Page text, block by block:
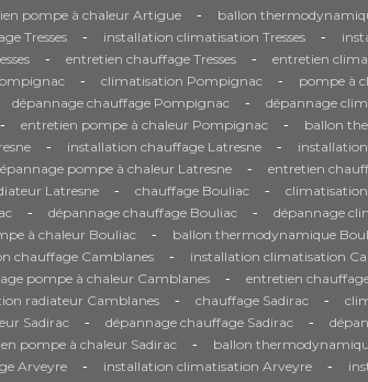
pompe à chaleur Artigue - ballon
Tresses - installation climatisation Tresses -
- entretien chauffage Tresses - entretien
- climatisation Pompignac - pompe à
dépannage chauffage Pompignac - dépannage
- entretien pompe à chaleur Pompignac - ballon
- installation chauffage Latresne -
pompe à chaleur Latresne - entretien
Latresne - chauffage Bouliac -
- dépannage chauffage Bouliac - dépannage
à chaleur Bouliac - ballon thermodynamique
chauffage Camblanes - installation climatisation
pompe à chaleur Camblanes - entretien
radiateur Camblanes - chauffage Sadirac -
Sadirac - dépannage chauffage Sadirac -
pompe à chaleur Sadirac - ballon
Arveyre - installation climatisation Arveyre -